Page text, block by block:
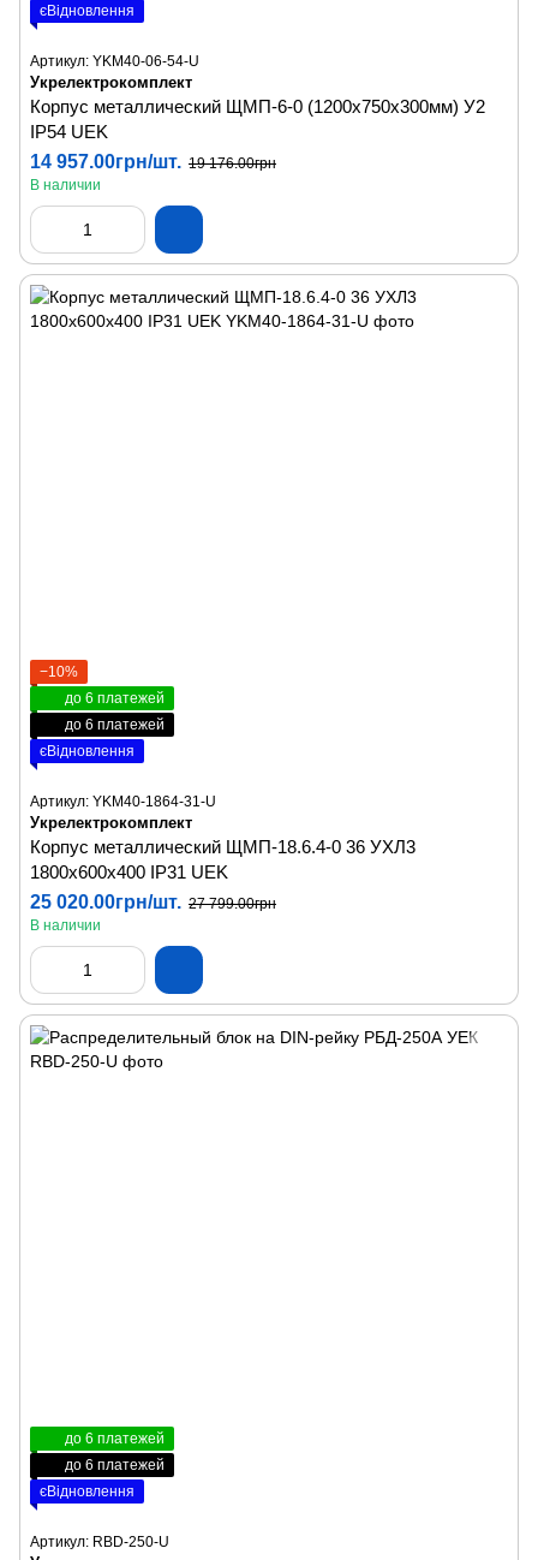
єВідновлення
Артикул: YKM40-06-54-U
Укрелектрокомплект
Корпус металлический ЩМП-6-0 (1200х750х300мм) У2
IP54 UEK
14 957.00грн/шт. 19 176.00грн
В наличии
−10%
до 6 платежей
до 6 платежей
єВідновлення
Артикул: YKM40-1864-31-U
Укрелектрокомплект
Корпус металлический ЩМП-18.6.4-0 36 УХЛ3
1800х600х400 IP31 UEK
25 020.00грн/шт. 27 799.00грн
В наличии
до 6 платежей
до 6 платежей
єВідновлення
Артикул: RBD-250-U